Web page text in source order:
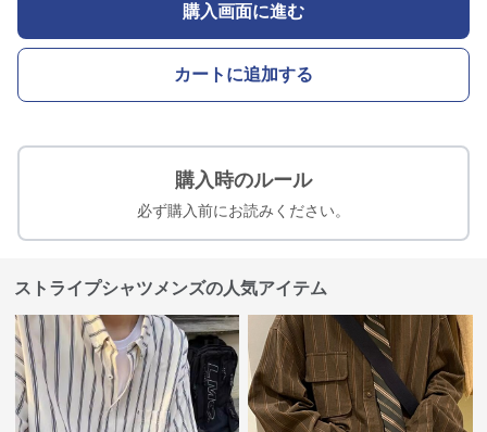
購入画面に進む
カートに追加する
購入時のルール
必ず購入前にお読みください。
ストライプシャツメンズの人気アイテム